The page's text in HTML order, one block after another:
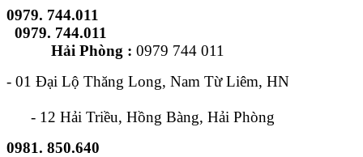
0979. 744.011
0979. 744.011
Hải Phòng : 0979 744 011
- 01 Đại Lộ Thăng Long, Nam Từ Liêm, HN
- 12 Hải Triều, Hồng Bàng, Hải Phòng
0981. 850.640